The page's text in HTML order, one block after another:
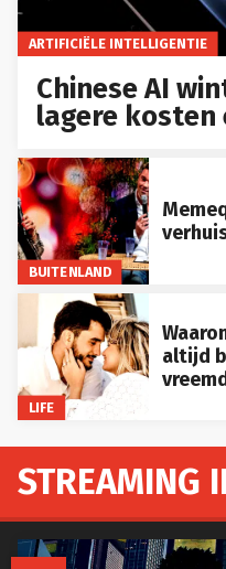
ARTIFICIËLE INTELLIGENTIE
Chinese AI
lagere kosten
BUITENLAND
LIFE
altijd
STREAMING